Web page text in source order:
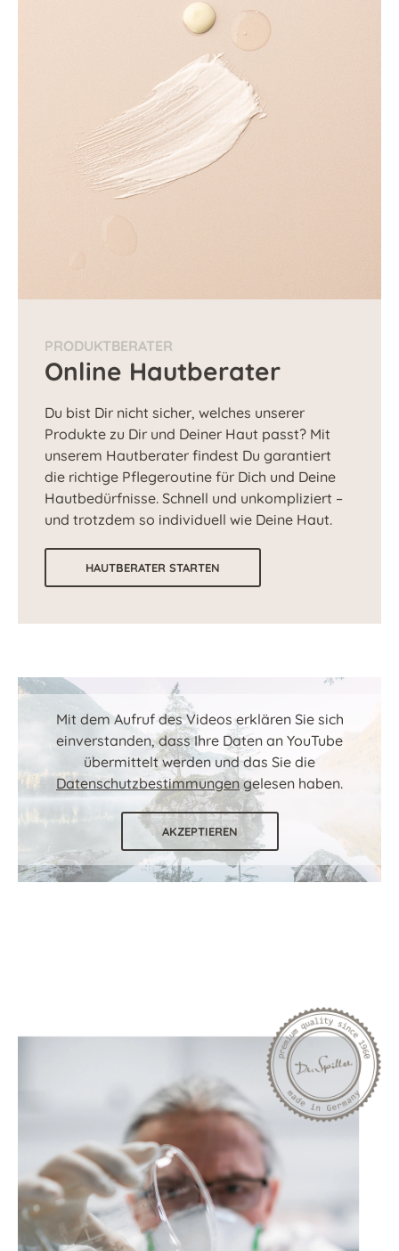
PRODUKTBERATER
Online Hautberater
Du bist Dir nicht sicher, welches unserer
Produkte zu Dir und Deiner Haut passt? Mit
unserem Hautberater findest Du garantiert
die richtige Pflegeroutine für Dich und Deine
Hautbedürfnisse. Schnell und unkompliziert –
und trotzdem so individuell wie Deine Haut.
HAUTBERATER STARTEN
Mit dem Aufruf des Videos erklären Sie sich
einverstanden, dass Ihre Daten an YouTube
übermittelt werden und das Sie die
Datenschutzbestimmungengelesen haben.
AKZEPTIEREN